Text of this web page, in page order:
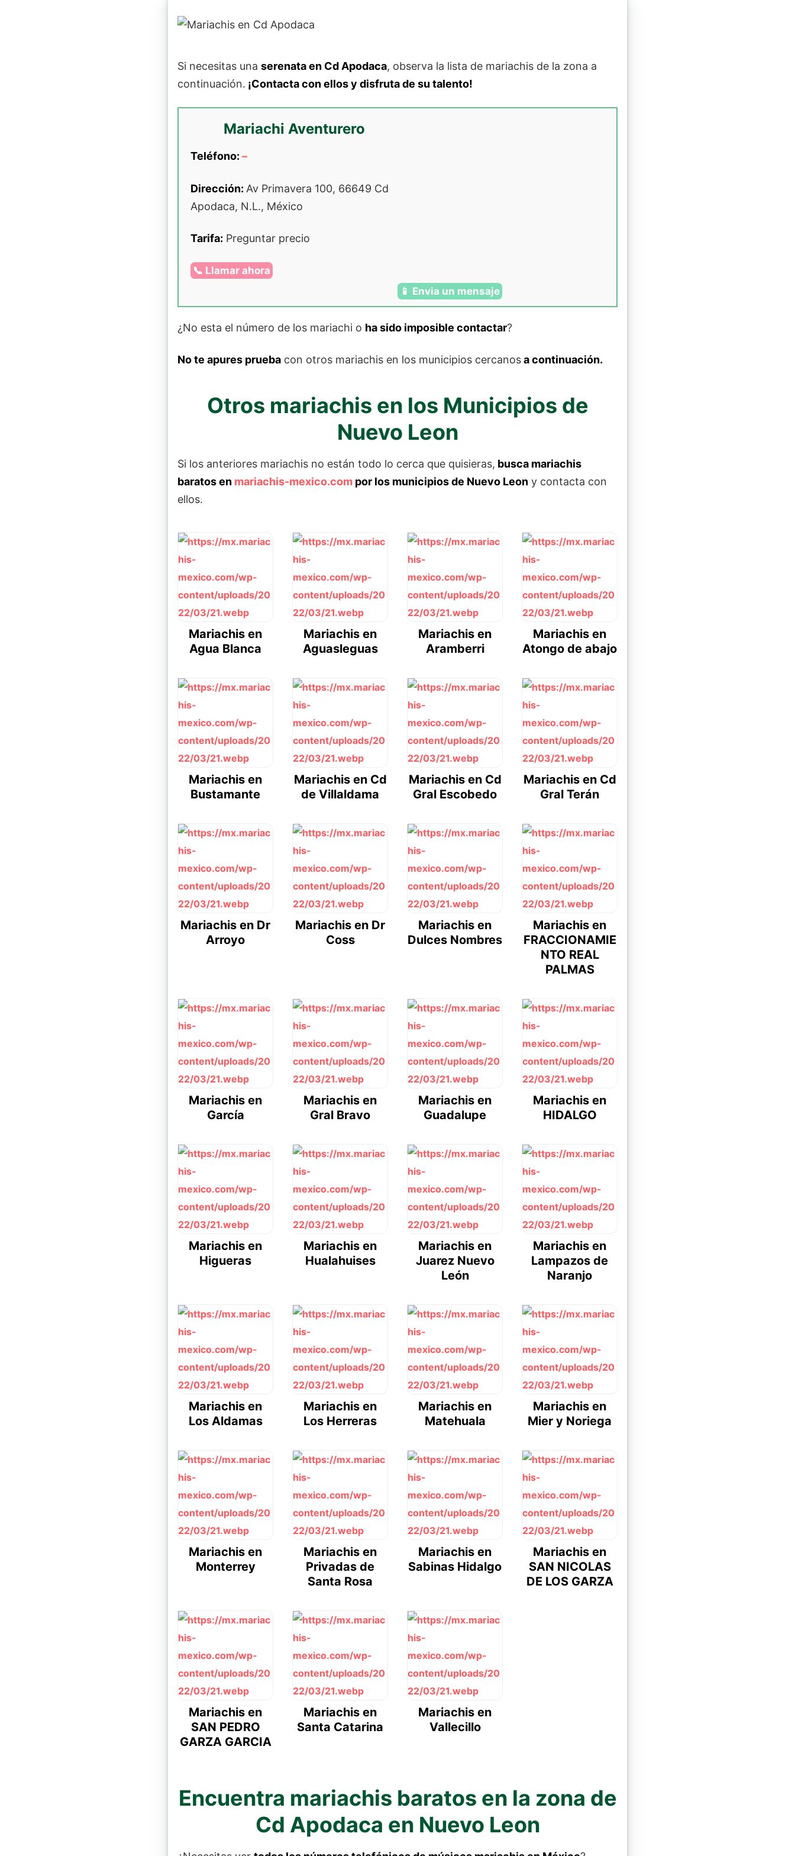
Si necesitas una serenata en Cd Apodaca, observa la lista de mariachis de la zona a
continuación. ¡Contacta con ellos y disfruta de su talento!
Mariachi Aventurero
Teléfono: –
Dirección: Av Primavera 100, 66649 Cd
Apodaca, N.L., México
Tarifa: Preguntar precio
📞 Llamar ahora
📱 Envia un mensaje
¿No esta el número de los mariachi o ha sido imposible contactar?
No te apures prueba con otros mariachis en los municipios cercanosa continuación.
Otros mariachis en los Municipios de
Nuevo Leon
Si los anteriores mariachis no están todo lo cerca que quisieras, busca mariachis
baratos en mariachis-mexico.com por los municipios de Nuevo Leon y contacta con
ellos.
Mariachis en
Agua Blanca
Mariachis en
Aguasleguas
Mariachis en
Aramberri
Mariachis en
Atongo de abajo
Mariachis en
Bustamante
Mariachis en Cd
de Villaldama
Mariachis en Cd
Gral Escobedo
Mariachis en Cd
Gral Terán
Mariachis en Dr
Arroyo
Mariachis en Dr
Coss
Mariachis en
Dulces Nombres
Mariachis en
FRACCIONAMIE
NTO REAL
PALMAS
Mariachis en
García
Mariachis en
Gral Bravo
Mariachis en
Guadalupe
Mariachis en
HIDALGO
Mariachis en
Higueras
Mariachis en
Hualahuises
Mariachis en
Juarez Nuevo
León
Mariachis en
Lampazos de
Naranjo
Mariachis en
Los Aldamas
Mariachis en
Los Herreras
Mariachis en
Matehuala
Mariachis en
Mier y Noriega
Mariachis en
Monterrey
Mariachis en
Privadas de
Santa Rosa
Mariachis en
Sabinas Hidalgo
Mariachis en
SAN NICOLAS
DE LOS GARZA
Mariachis en
SAN PEDRO
GARZA GARCIA
Mariachis en
Santa Catarina
Mariachis en
Vallecillo
Encuentra mariachis baratos en la zona de
Cd Apodaca en Nuevo Leon